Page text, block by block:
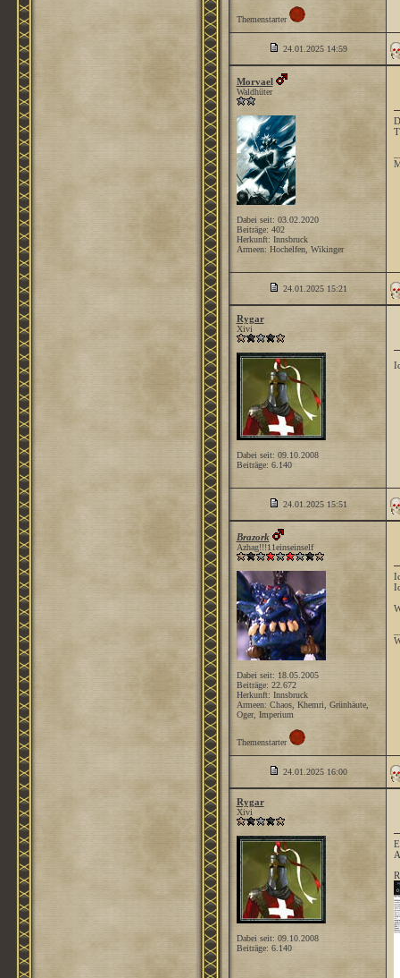
Themenstarter
24.01.2025 14:59
Morvael
Waldhüter
Dabei seit: 03.02.2020
Beiträge: 402
Herkunft: Innsbruck
Armeen: Hochelfen, Wikinger
24.01.2025 15:21
Rygar
Xivi
Dabei seit: 09.10.2008
Beiträge: 6.140
24.01.2025 15:51
Brazork
Azhag!!!11einseinself
Dabei seit: 18.05.2005
Beiträge: 22.672
Herkunft: Innsbruck
Armeen: Chaos, Khemri, Grünhäute,
Oger, Imperium
Themenstarter
24.01.2025 16:00
Rygar
Xivi
Dabei seit: 09.10.2008
Beiträge: 6.140